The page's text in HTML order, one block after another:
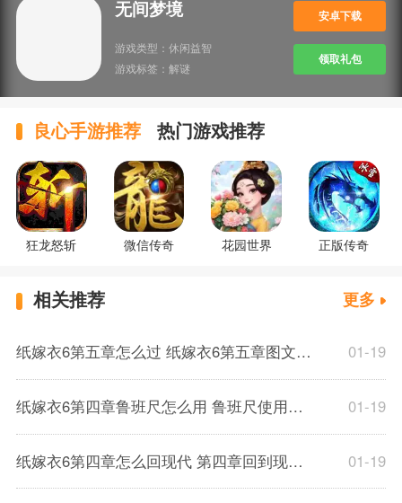
无间梦境
游戏类型： 休闲益智
游戏标签： 解谜
安卓下载
领取礼包
良心手游推荐 热门游戏推荐
狂龙怒斩 微信传奇 花园世界 正版传奇
相关推荐 更多
纸嫁衣6第五章怎么过 纸嫁衣6第五章图文攻略 01-19
纸嫁衣6第四章鲁班尺怎么用 鲁班尺使用攻略 01-19
纸嫁衣6第四章怎么回现代 第四章回到现代方法 01-19